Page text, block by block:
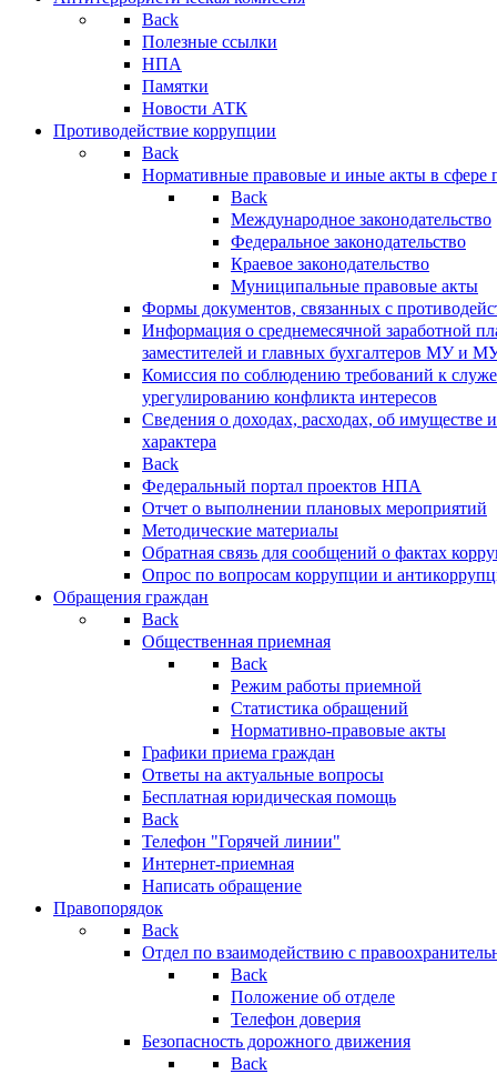
Back
Полезные ссылки
НПА
Памятки
Новости АТК
Противодействие коррупции
Back
Нормативные правовые и иные акты в сфере
Back
Международное законодательство
Федеральное законодательство
Краевое законодательство
Муниципальные правовые акты
Формы документов, связанных с
Информация о среднемесячной заработной
заместителей и главных бухгалтеров МУ и
Комиссия по соблюдению требований к
урегулированию конфликта интересов
Сведения о доходах, расходах, об имуществе
характера
Back
Федеральный портал проектов НПА
Отчет о выполнении плановых мероприятий
Методические материалы
Обратная связь для сообщений о фактах
Опрос по вопросам коррупции и
Обращения граждан
Back
Общественная приемная
Back
Режим работы приемной
Статистика обращений
Нормативно-правовые акты
Графики приема граждан
Ответы на актуальные вопросы
Бесплатная юридическая помощь
Back
Телефон "Горячей линии"
Интернет-приемная
Написать обращение
Правопорядок
Back
Отдел по взаимодействию с
Back
Положение об отделе
Телефон доверия
Безопасность дорожного движения
Back